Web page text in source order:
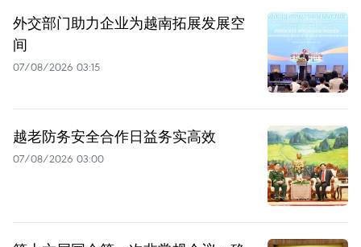
外交部门助力企业为越南拓展发展空
间
07/08/2026 03:15
越老防务安全合作日益务实高效
07/08/2026 03:00